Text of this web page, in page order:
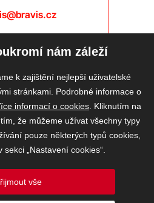
nám záleží
k zajištění nejlepší uživatelské
stránkami. Podrobné informace o
informací o cookies . Kliknutím na
tím, že můžeme užívat všechny typy
pouze některých typů cookies,
„Nastavení cookies“.
vše